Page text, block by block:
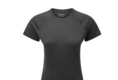
pris
var:
pris
er:
849 kr.